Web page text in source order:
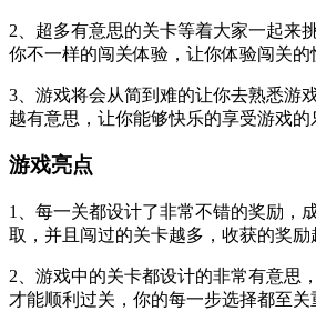
2、超多有意思的关卡等着大家一起来
你不一样的闯关体验，让你体验闯关的
3、游戏将会从简到难的让你去熟悉游
越有意思，让你能够快乐的享受游戏的
游戏亮点
1、每一关都设计了非常不错的奖励，
取，并且闯过的关卡越多，收获的奖励
2、游戏中的关卡都设计的非常有意思
才能顺利过关，你的每一步选择都至关